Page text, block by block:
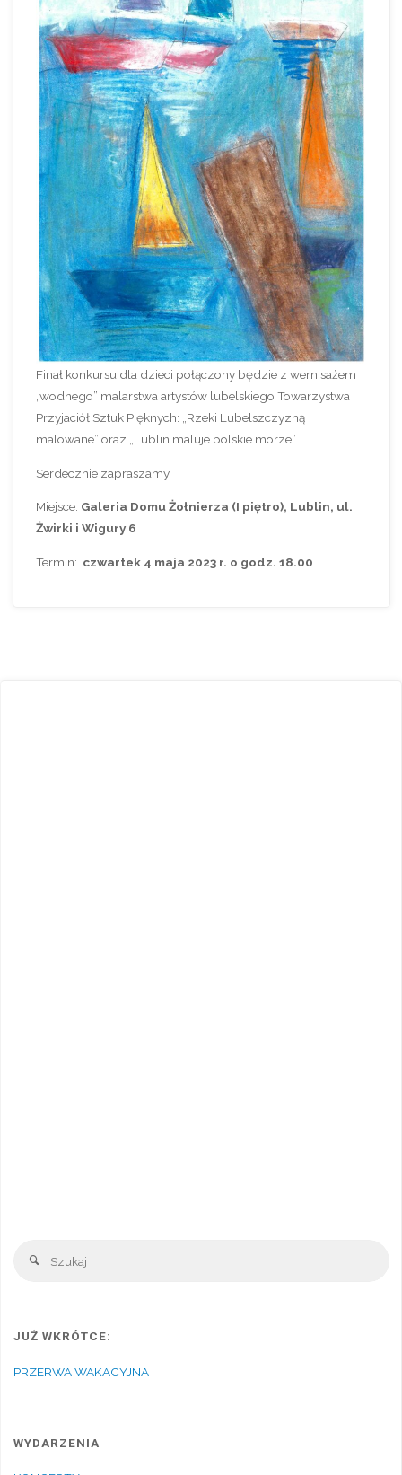
Finał konkursu dla dzieci połączony będzie z wernisażem
„wodnego” malarstwa artystów lubelskiego Towarzystwa
Przyjaciół Sztuk Pięknych: „Rzeki Lubelszczyzną
malowane” oraz „Lublin maluje polskie morze”.
Serdecznie zapraszamy.
Miejsce: Galeria Domu Żołnierza (I piętro), Lublin, ul.
Żwirki i Wigury 6
Termin: czwartek 4 maja 2023 r. o godz. 18.00
Szukaj
JUŻ WKRÓTCE:
PRZERWA WAKACYJNA
WYDARZENIA